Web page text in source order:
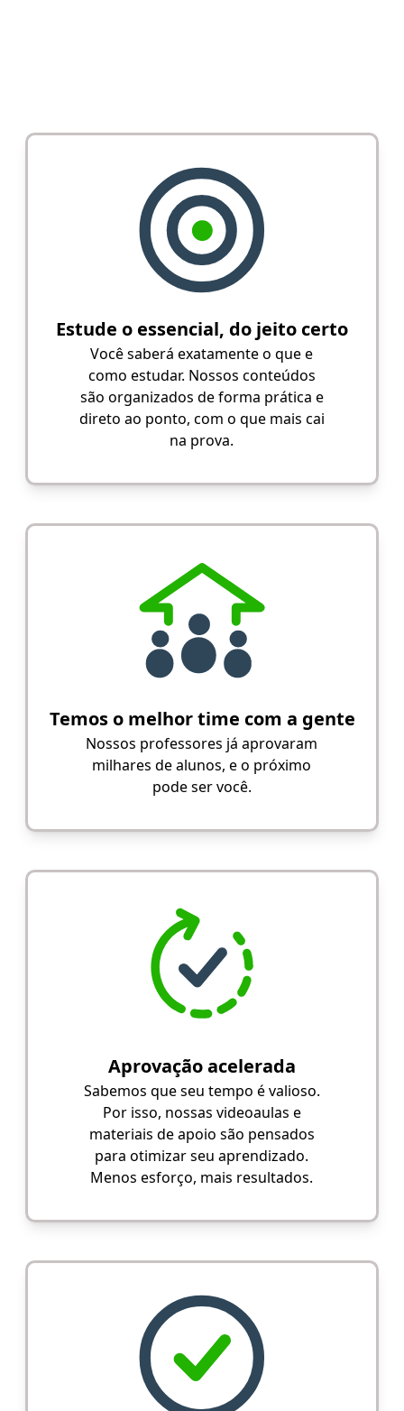
Estude o essencial, do jeito certo
Você saberá exatamente o que e
como estudar. Nossos conteúdos
são organizados de forma prática e
direto ao ponto, com o que mais cai
na prova.
Temos o melhor time com a gente
Nossos professores já aprovaram
milhares de alunos, e o próximo
pode ser você.
Aprovação acelerada
Sabemos que seu tempo é valioso.
Por isso, nossas videoaulas e
materiais de apoio são pensados
para otimizar seu aprendizado.
Menos esforço, mais resultados.